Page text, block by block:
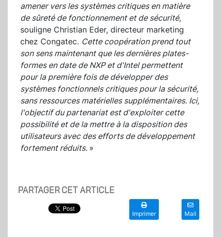
amener vers les systèmes critiques en matière
de sûreté de fonctionnement et de sécurité,
souligne Christian Eder, directeur marketing
chez Congatec. Cette coopération prend tout
son sens maintenant que les dernières plates-
formes en date de NXP et d'Intel permettent
pour la première fois de développer des
systèmes fonctionnels critiques pour la sécurité,
sans ressources matérielles supplémentaires. Ici,
l'objectif du partenariat est d'exploiter cette
possibilité et de la mettre à la disposition des
utilisateurs avec des efforts de développement
fortement réduits. »
PARTAGER CET ARTICLE
Imprimer Mail